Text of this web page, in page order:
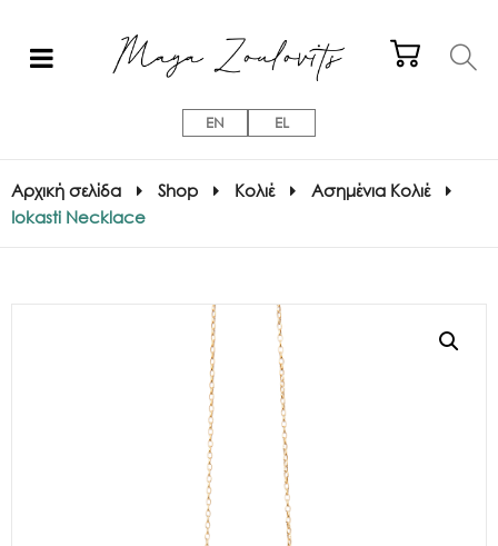
EN EL
Αρχική σελίδα Shop Κολιέ
Ασημένια Κολιέ
Iokasti Necklace